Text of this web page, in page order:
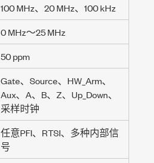
100 MHz、 20 MHz、 100 kHz
0 MHz～25 MHz
50 ppm
Gate、Source、HW_Arm、
Aux、A、B、Z、Up_Down、
采样时钟
任意PFI、RTSI、多种内部信
号